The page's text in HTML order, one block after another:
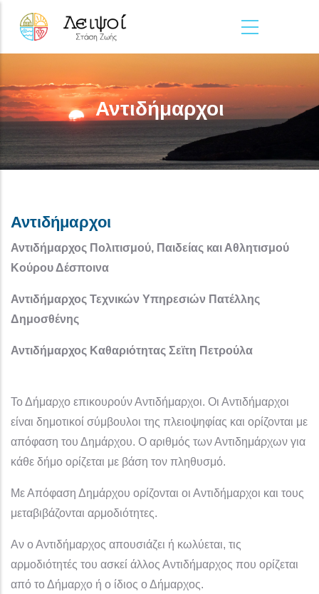
Αντιδήμαρχοι
Αντιδήμαρχοι
Αντιδήμαρχος Πολιτισμού, Παιδείας και Αθλητισμού
Κούρου Δέσποινα
Αντιδήμαρχος Τεχνικών Υπηρεσιών Πατέλλης
Δημοσθένης
Αντιδήμαρχος Καθαριότητας Σεϊτη Πετρούλα
Το Δήμαρχο επικουρούν Αντιδήμαρχοι. Οι Αντιδήμαρχοι
είναι δημοτικοί σύμβουλοι της πλειοψηφίας και ορίζονται με
απόφαση του Δημάρχου. Ο αριθμός των Αντιδημάρχων για
κάθε δήμο ορίζεται με βάση τον πληθυσμό.
Με Απόφαση Δημάρχου ορίζονται οι Αντιδήμαρχοι και τους
μεταβιβάζονται αρμοδιότητες.
Αν ο Αντιδήμαρχος απουσιάζει ή κωλύεται, τις
αρμοδιότητές του ασκεί άλλος Αντιδήμαρχος που ορίζεται
από το Δήμαρχο ή ο ίδιος ο Δήμαρχος.